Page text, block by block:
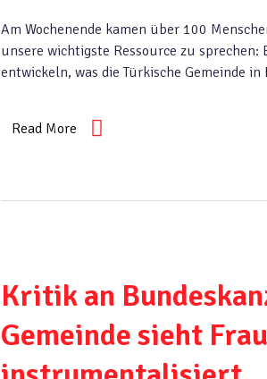
Am Wochenende kamen über 100
unsere wichtigste Ressource zu
entwickeln, was die Türkische Gemeinde in
Read More
Kritik an
Gemeinde sieht